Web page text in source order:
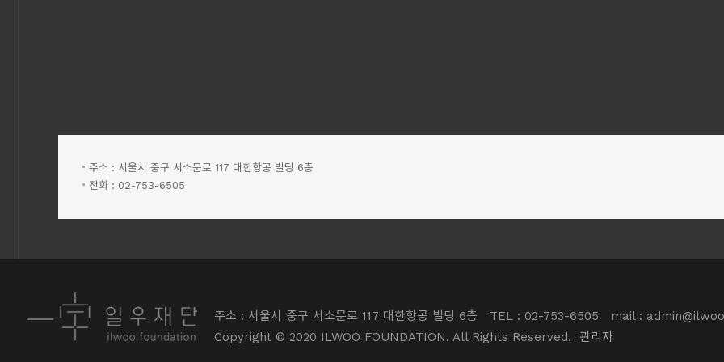
주소 : 서울시 중구 서소문로 117 대한항공 빌딩 6층
전화 : 02-753-6505
주소 : 서울시 중구 서소문로 117 대한항공 빌딩 6층 TEL : 02-753-6505
mail :
Copyright © 2020 ILWOO FOUNDATION. All Rights Reserved.
관리자